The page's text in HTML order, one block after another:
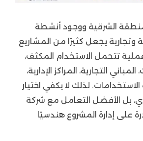
الشرقية ووجود أنشطة
وتجارية يجعل كثيرًا من المشاريع
تتحمل الاستخدام المكثف،
التجارية، المراكز الإدارية،
لذلك لا يكفي اختيار
بل الأفضل التعامل مع شركة
على إدارة المشروع هندسيًا